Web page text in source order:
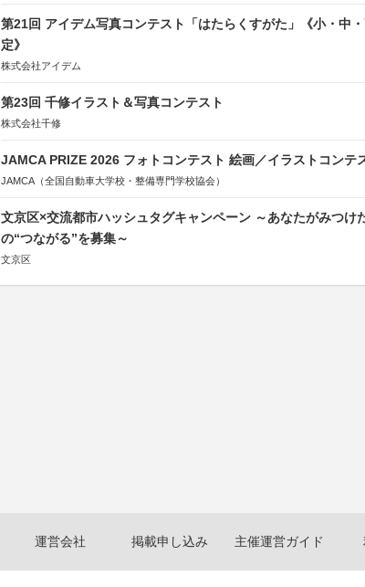
第21回 アイデム写真コンテスト「はたらくすがた」《小・中
定》
株式会社アイデム
第23回 千修イラスト＆写真コンテスト
株式会社千修
JAMCA PRIZE 2026 フォトコンテスト 絵画／イラストコンテ
JAMCA（全国自動車大学校・整備専門学校協会）
文京区×交流都市ハッシュタグキャンペーン ～あなたがみつけ
の“つながる”を募集～
文京区
運営会社 掲載申し込み 主催運営ガイド